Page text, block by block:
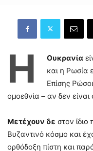
Η Ουκρανία
και η Ρωσία
Επίσης
ομοεθνία – αν δεν
Μετέχουν δε στον ίδιο
Βυζαντινό κόσμο και
ορθόδοξη πίστη και